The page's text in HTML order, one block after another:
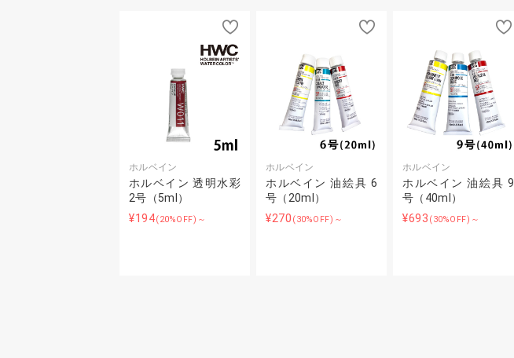
ホルベイン
ホルベイン 透明水彩
2号（5ml）
¥194(20%OFF)～
ホルベイン
ホルベイン 油絵具 6
号（20ml）
¥270 (30%OFF)～
ホルベイン
ホルベイン 油絵具 9
号（40ml）
¥693 (30%OFF)～